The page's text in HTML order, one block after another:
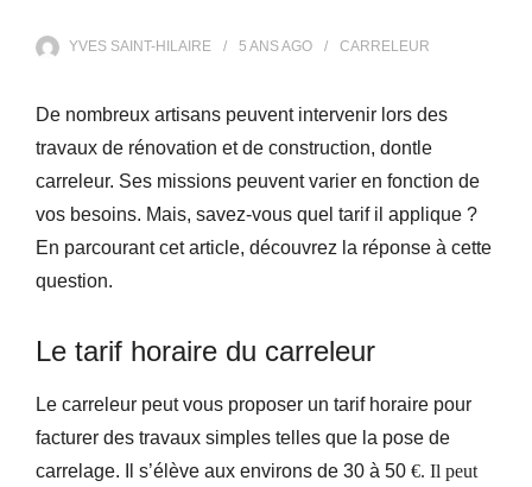
YVES SAINT-HILAIRE 5 ANSAGO CARRELEUR
De nombreux artisans peuvent intervenir lors des
travaux de rénovation et de construction, dontle
carreleur. Ses missions peuvent varier en fonction de
vos besoins. Mais, savez-vous quel tarif il applique ?
En parcourant cet article, découvrez la réponse à cette
question.
Le tarif horaire du carreleur
Le carreleur peut vous proposer un tarif horaire pour
facturer des travaux simples telles que la pose de
carrelage. Il s’élève aux environs de 30 à 50 €. Il peut